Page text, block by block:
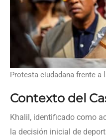
Protesta ciudadana frente a
Contexto del
Khalil, identificado como
la decisión inicial de